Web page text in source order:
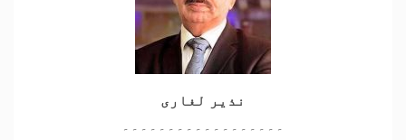
نذیر لغاری
۔۔۔۔۔۔۔۔۔۔۔۔۔۔۔۔۔۔